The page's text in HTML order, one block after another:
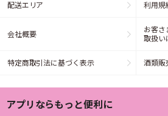
配送エリア 利用規
会社概要
お客さ
取扱い
特定商取引法に基づく表示 酒類販
アプリならもっと便利に